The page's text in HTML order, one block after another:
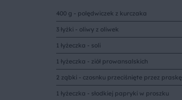
400 g - polędwiczek z kurczaka
3 łyżki - oliwy z oliwek
1 łyżeczka - soli
1 łyżeczka - ziół prowansalskich
2 ząbki - czosnku przeciśnięte przez praskę
1 łyżeczka - słodkiej papryki w proszku